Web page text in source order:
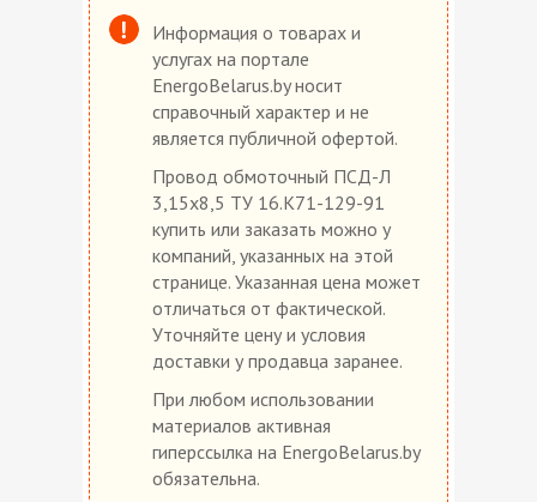
Информация о товарах и
услугах на портале
EnergoBelarus.by носит
справочный характер и не
является публичной офертой.
Провод обмоточный ПСД-Л
3,15х8,5 ТУ 16.К71-129-91
купить или заказать можно у
компаний, указанных на этой
странице. Указанная цена может
отличаться от фактической.
Уточняйте цену и условия
доставки у продавца заранее.
При любом использовании
материалов активная
гиперссылка на EnergoBelarus.by
обязательна.